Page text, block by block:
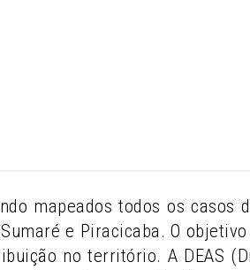
mapeados todos os casos
e Piracicaba. O
no território. A DEAS